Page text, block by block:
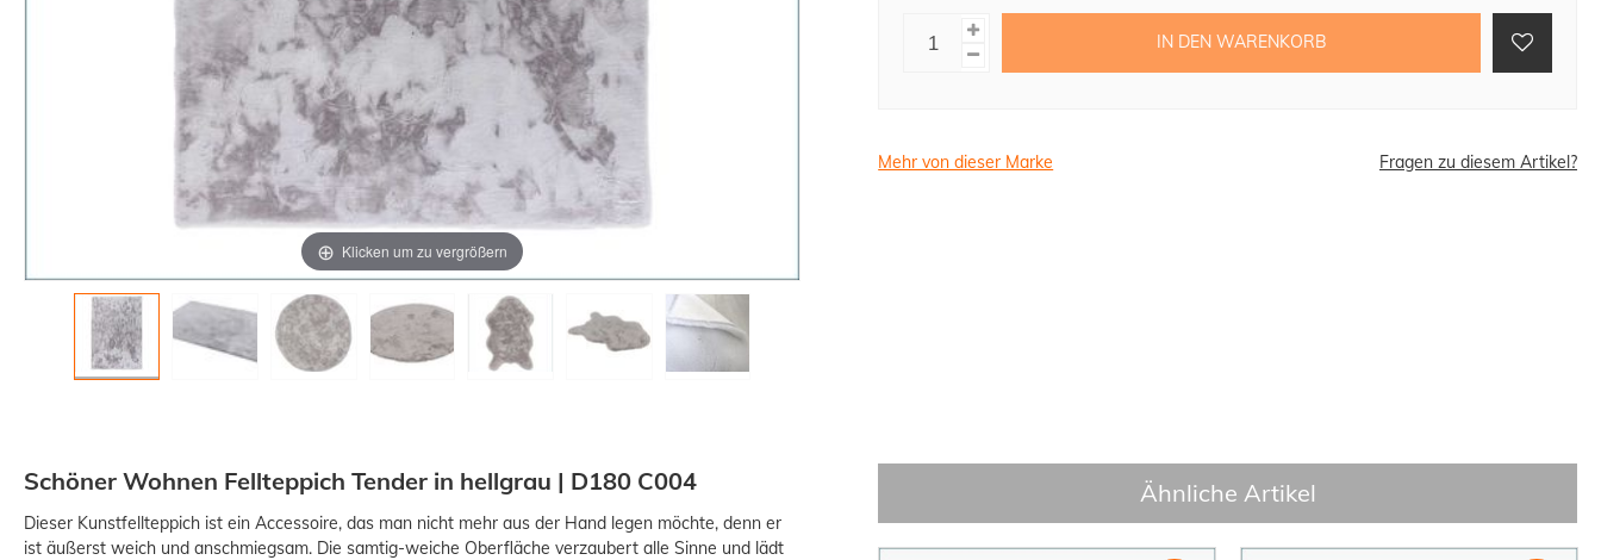
Klicken um zu vergrößern
IN DEN WARENKORB
Mehr von dieser Marke Fragen zu diesem Artikel?
Schöner Wohnen Fellteppich Tender in hellgrau | D180 C004
Dieser Kunstfellteppich ist ein Accessoire, das man nicht mehr aus der Hand legen möchte, denn er
ist äußerst weich und anschmiegsam. Die samtig-weiche Oberfläche verzaubert alle Sinne und lädt
Ähnliche Artikel